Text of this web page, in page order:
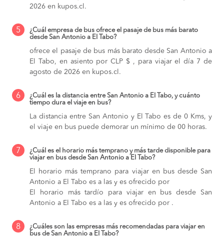
2026 en kupos.cl.
5
¿Cuál empresa de bus ofrece el pasaje de bus más barato
desde San Antonio a El Tabo?
ofrece el pasaje de bus más barato desde San Antonio a
El Tabo, en asiento por CLP $ , para viajar el día 7 de
agosto de 2026 en kupos.cl.
6
¿Cuál es la distancia entre San Antonio a El Tabo, y cuánto
tiempo dura el viaje en bus?
La distancia entre San Antonio y El Tabo es de 0 Kms, y
el viaje en bus puede demorar un mínimo de 00 horas.
7
¿Cuál es el horario más temprano y más tarde disponible para
viajar en bus desde San Antonio a El Tabo?
El horario más temprano para viajar en bus desde San
Antonio a El Tabo es a las y es ofrecido por
El horario más tardío para viajar en bus desde San
Antonio a El Tabo es a las y es ofrecido por .
8
¿Cuáles son las empresas más recomendadas para viajar en
bus de San Antonio a El Tabo?